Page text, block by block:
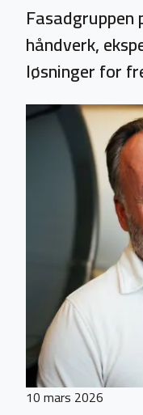
håndverk,
løsninger for
10 mars 2026